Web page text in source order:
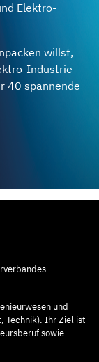
Elektro-
willst,
Industrie
40 spannende
und
Technik). Ihr Ziel ist
sowie